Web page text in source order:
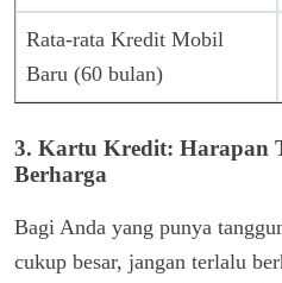
Rata-rata Kredit Mobil
Baru (60 bulan)
3. Kartu Kredit: Harapan
Berharga
Bagi Anda yang punya
cukup besar, jangan terlalu